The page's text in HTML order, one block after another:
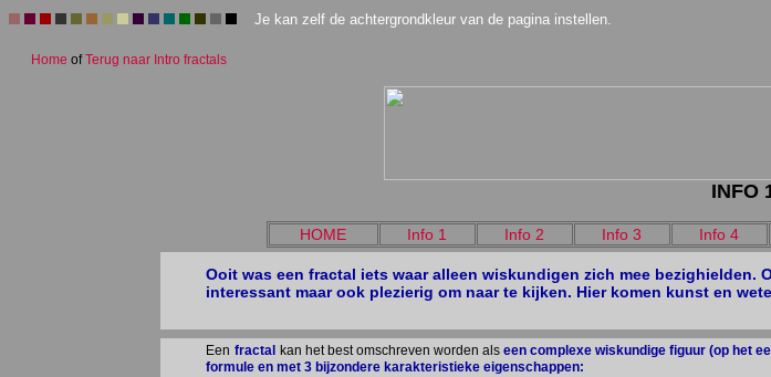
Je kan zelf de achtergrondkleur van de pagina instellen.
Home ofTerug naar Intro fractals
INFO
HOME Info 1 Info 2 Info 3 Info 4
Ooit was een fractal iets waar alleen wiskundigen zich mee
interessant maar ook plezierig om naar te kijken. Hier komen kunst en
Een fractal kan het best omschreven worden als een complexe wiskundige figuur (op het
formule en met 3 bijzondere karakteristieke eigenschappen: